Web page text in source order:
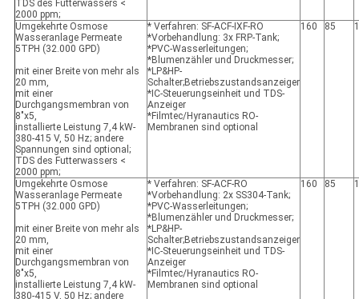
TDS des Futterwassers <
2000 ppm;
Umgekehrte Osmose
Wasseranlage Permeate
5TPH (32.000 GPD)
mit einer Breite von mehr als
20 mm,
mit einer
Durchgangsmembran von
8"x5,
installierte Leistung 7,4 kW-
380-415 V, 50 Hz; andere
Spannungen sind optional;
TDS des Futterwassers <
2000 ppm;
* Verfahren: SF-ACF-IXF-RO
*Vorbehandlung: 3x FRP-Tank;
*PVC-Wasserleitungen;
*Blumenzähler und Druckmesser;
*LP&HP-
Schalter;Betriebszustandsanzeiger
*IC-Steuerungseinheit und TDS-
Anzeiger
*Filmtec/Hyranautics RO-
Membranen sind optional
160 85
Umgekehrte Osmose
Wasseranlage Permeate
5TPH (32.000 GPD)
mit einer Breite von mehr als
20 mm,
mit einer
Durchgangsmembran von
8"x5,
installierte Leistung 7,4 kW-
380-415 V, 50 Hz; andere
* Verfahren: SF-ACF-RO
*Vorbehandlung: 2x SS304-Tank;
*PVC-Wasserleitungen;
*Blumenzähler und Druckmesser;
*LP&HP-
Schalter;Betriebszustandsanzeiger
*IC-Steuerungseinheit und TDS-
Anzeiger
*Filmtec/Hyranautics RO-
Membranen sind optional
160 85